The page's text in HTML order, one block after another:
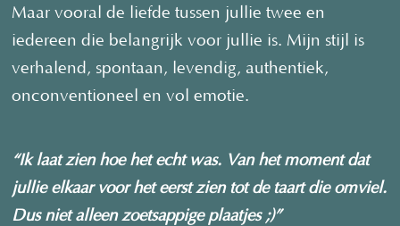
Maar vooral de liefde tussen jullie twee en
iedereen die belangrijk voor jullie is. Mijn stijl is
verhalend, spontaan, levendig, authentiek,
onconventioneel en vol emotie.
“Ik laat zien hoe het echt was. Van het moment dat
jullie elkaar voor het eerst zien tot de taart die omviel.
Dus niet alleen zoetsappige plaatjes ;)”